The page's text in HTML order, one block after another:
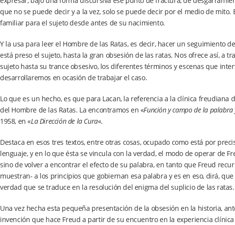
que no se puede decir y a la vez, solo se puede decir por el medio de
familiar para el sujeto desde antes de su nacimiento.
Y la usa para leer el Hombre de las Ratas, es decir, hacer un seguimiento
está preso el sujeto, hasta la gran obsesión de las ratas. Nos ofrece así, a
sujeto hasta su trance obsesivo, los diferentes términos y escenas que
desarrollaremos en ocasión de trabajar el caso.
Lo que es un hecho, es que para Lacan, la referencia a la clínica freudiana
del Hombre de las Ratas. La encontramos en «Función y campo de la
1958, en «La Dirección de la Cura«.
Destaca en esos tres textos, entre otras cosas, ocupado como está por
lenguaje, y en lo que ésta se vincula con la verdad, el modo de operar de
sino de volver a encontrar el efecto de su palabra, en tanto que Freud
muestran- a los principios que gobiernan esa palabra y es en eso, dirá,
verdad que se traduce en la resolución del enigma del suplicio de las ratas.
Una vez hecha esta pequeña presentación de la obsesión en la historia,
invención que hace Freud a partir de su encuentro en la experiencia